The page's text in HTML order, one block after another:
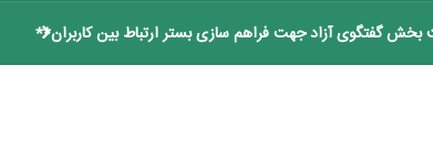
گفتگوی آزاد جهت فراهم سازی بستر ارتباط بین کاربران**